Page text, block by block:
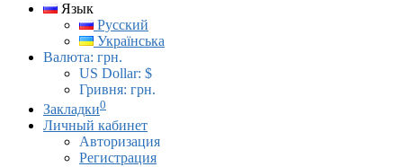
Язык
Русский
Українська
Валюта: грн.
US Dollar: $
Гривня: грн.
Закладки0
Личный кабинет
Авторизация
Регистрация